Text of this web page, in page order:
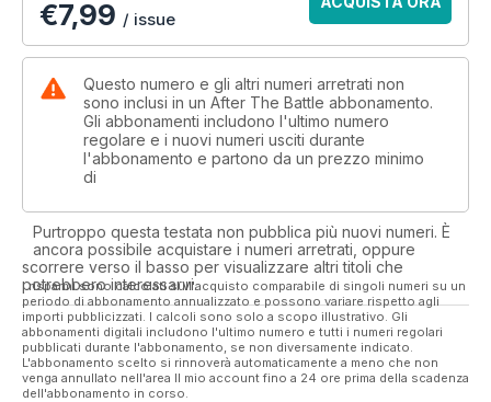
€7,99 / issue
Questo numero e gli altri numeri arretrati non
sono inclusi in un After The Battle abbonamento.
Gli abbonamenti includono l'ultimo numero
regolare e i nuovi numeri usciti durante
l'abbonamento e partono da un prezzo minimo
di
Purtroppo questa testata non pubblica più nuovi numeri. È
ancora possibile acquistare i numeri arretrati, oppure
scorrere verso il basso per visualizzare altri titoli che
potrebbero interessarvi.
I risparmi sono calcolati sull'acquisto comparabile di singoli numeri su un
periodo di abbonamento annualizzato e possono variare rispetto agli
importi pubblicizzati. I calcoli sono solo a scopo illustrativo. Gli
abbonamenti digitali includono l'ultimo numero e tutti i numeri regolari
pubblicati durante l'abbonamento, se non diversamente indicato.
L'abbonamento scelto si rinnoverà automaticamente a meno che non
venga annullato nell'area Il mio account fino a 24 ore prima della scadenza
dell'abbonamento in corso.